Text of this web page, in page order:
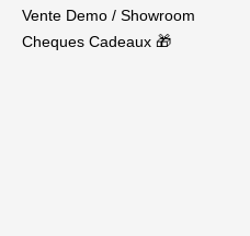
Vente Demo / Showroom
Cheques Cadeaux 🎁